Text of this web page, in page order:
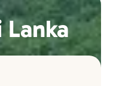
Lanka